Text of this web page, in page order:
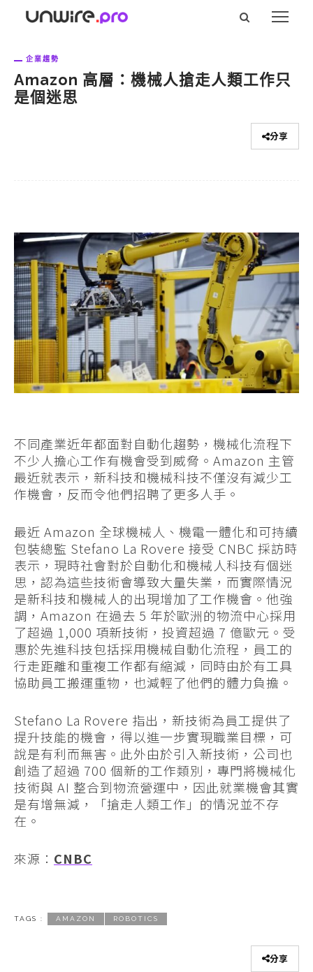
企業趨勢
Amazon 高層：機械人搶走人類工作只
是個迷思
分享
不同產業近年都面對自動化趨勢，機械化流程下
不少人擔心工作有機會受到威脅。Amazon 主管
最近就表示，新科技和機械科技不僅沒有減少工
作機會，反而令他們招聘了更多人手。
最近 Amazon 全球機械人、機電一體化和可持續
包裝總監 Stefano La Rovere 接受 CNBC 採訪時
表示，現時社會對於自動化和機械人科技有個迷
思，認為這些技術會導致大量失業，而實際情況
是新科技和機械人的出現增加了工作機會。他強
調，Amazon 在過去 5 年於歐洲的物流中心採用
了超過 1,000 項新技術，投資超過 7 億歐元。受
惠於先進科技包括採用機械自動化流程，員工的
行走距離和重複工作都有縮減，同時由於有工具
協助員工搬運重物，也減輕了他們的體力負擔。
Stefano La Rovere 指出，新技術為員工提供了
提升技能的機會，得以進一步實現職業目標，可
說是有利而無害。此外由於引入新技術，公司也
創造了超過 700 個新的工作類別，專門將機械化
技術與 AI 整合到物流營運中，因此就業機會其實
是有增無減，「搶走人類工作」的情況並不存
在。
來源： CNBC
TAGS : AMAZON ROBOTICS
分享